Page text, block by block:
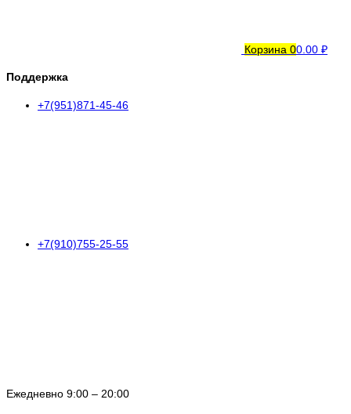
Корзина 00.00 ₽
Поддержка
+7(951)871-45-46
+7(910)755-25-55
Ежедневно 9:00 – 20:00